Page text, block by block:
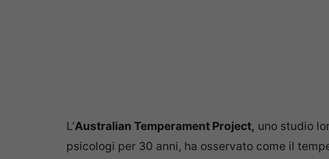
L’Australian Temperament Project, uno studio
psicologi per 30 anni, ha osservato come il